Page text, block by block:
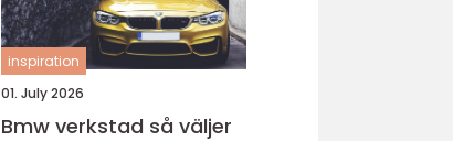
inspiration
01. July 2026
Bmw verkstad så väljer